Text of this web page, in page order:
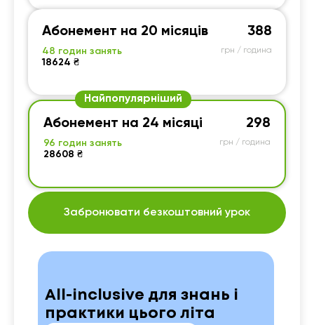
Абонемент на 20 місяців
48 годин занять
18624 ₴
388
грн / година
Найпопулярніший
Абонемент на 24 місяці
96 годин занять
28608 ₴
298
грн / година
Забронювати безкоштовний урок
All-inclusive для знань і
практики цього літа